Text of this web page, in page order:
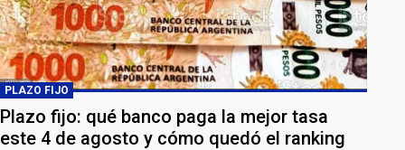
PLAZO FIJO
Plazo fijo: qué banco paga la mejor tasa
este 4 de agosto y cómo quedó el ranking